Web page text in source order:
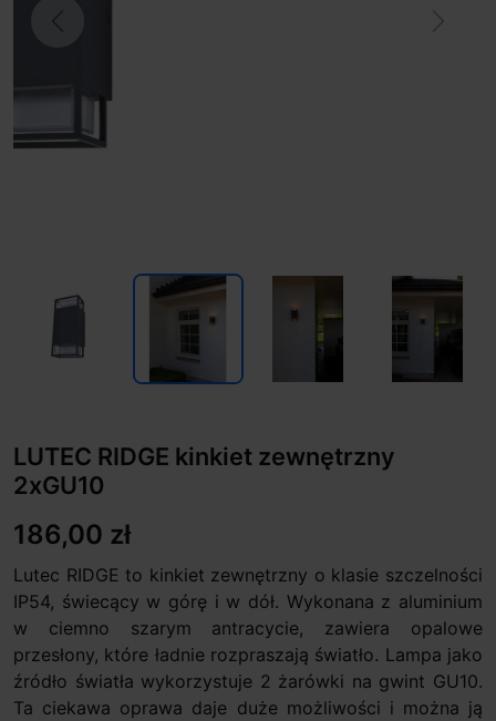
LUTEC RIDGE kinkiet zewnętrzny
2xGU10
186,00 zł
Lutec RIDGE to kinkiet zewnętrzny o klasie szczelności
IP54, świecący w górę i w dół. Wykonana z aluminium
w ciemno szarym antracycie, zawiera opalowe
przesłony, które ładnie rozpraszają światło. Lampa jako
źródło światła wykorzystuje 2 żarówki na gwint GU10.
Ta ciekawa oprawa daje duże możliwości i można ją